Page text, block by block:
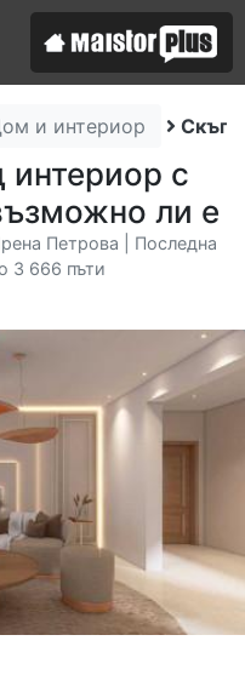
и интериор
с
ли е
Петрова | Последна
3 666 пъти